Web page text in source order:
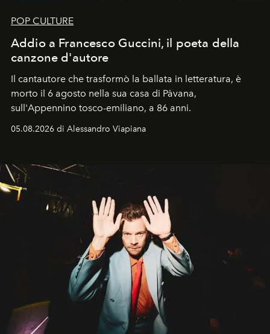
POP CULTURE
Addio a Francesco Guccini, il poeta della
canzone d'autore
Il cantautore che trasformò la ballata in letteratura, è
morto il 6 agosto nella sua casa di Pàvana,
sull'Appennino tosco-emiliano, a 86 anni.
05.08.2026 di Alessandro Viapiana